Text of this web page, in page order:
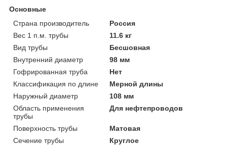
Основные
Страна производитель
Россия
Вес 1 п.м. трубы
11.6 кг
Вид трубы
Бесшовная
Внутренний диаметр
98 мм
Гофрированная труба
Нет
Классификация по длине
Мерной длины
Наружный диаметр
108 мм
Область применения
трубы
Для нефтепроводов
Поверхность трубы
Матовая
Сечение трубы
Круглое